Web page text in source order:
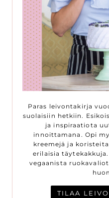
Paras leivontakirja
suolaisiin hetkiin.
ja inspiraatiota
innoittamana. Opi
kreemejä ja
erilaisia
vegaanista
TILAA